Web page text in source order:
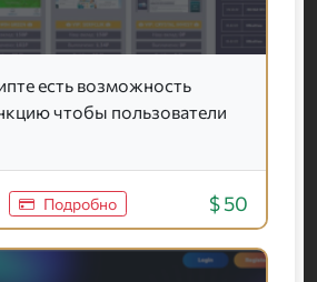
есть возможность
чтобы пользователи
Подробно $ 50